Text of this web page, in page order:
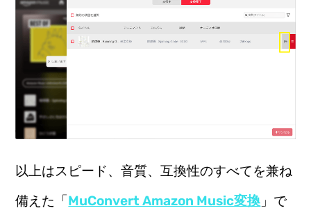
以上はスピード、音質、互換性のすべてを兼ね
備えた「MuConvert Amazon Music変換 」で